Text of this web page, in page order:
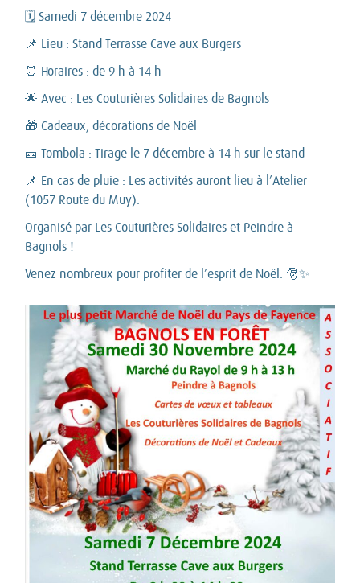
🗓️ Samedi 7 décembre 2024
📌 Lieu : Stand Terrasse Cave aux Burgers
⏰ Horaires : de 9 h à 14 h
🌟 Avec : Les Couturières Solidaires de Bagnols
🎁 Cadeaux, décorations de Noël
🎫 Tombola : Tirage le 7 décembre à 14 h sur le stand
📌 En cas de pluie : Les activités auront lieu à l’Atelier
(1057 Route du Muy).
Organisé par Les Couturières Solidaires et Peindre à
Bagnols !
Venez nombreux pour profiter de l’esprit de Noël. 🎅✨